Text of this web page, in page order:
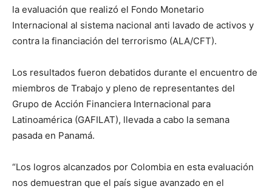
la evaluación que realizó el Fondo Monetario
Internacional al sistema nacional anti lavado de activos y
contra la financiación del terrorismo (ALA/CFT).
Los resultados fueron debatidos durante el encuentro de
miembros de Trabajo y pleno de representantes del
Grupo de Acción Financiera Internacional para
Latinoamérica (GAFILAT), llevada a cabo la semana
pasada en Panamá.
“Los logros alcanzados por Colombia en esta evaluación
nos demuestran que el país sigue avanzado en el